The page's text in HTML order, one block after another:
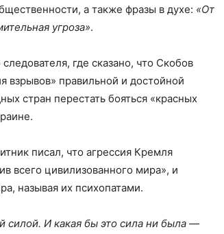
а также фразы в духе: «От
угроза».
где сказано, что Скобов
взрывов» правильной и достойной
стран перестать бояться «красных
писал, что агрессия Кремля
всего цивилизованного мира», и
называя их психопатами.
силой. И какая бы это сила ни была —